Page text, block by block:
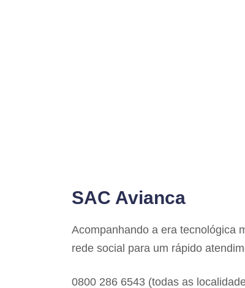
SAC Avianca
Acompanhando a era tecnológica
rede social para um rápido
0800 286 6543 (todas as